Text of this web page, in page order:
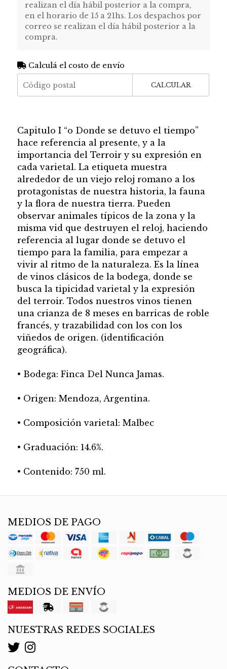
realizan el día hábil posterior a la compra,
en el horario de 15 a 21hs. Los despachos por
correo se realizan el día hábil posterior a la
compra.
Calculá el costo de envío
CALCULAR
Capitulo I “o Donde se detuvo el tiempo”
hace referencia al presente, y a la
importancia del Terroir y su expresión en
cada varietal. La etiqueta muestra
alrededor de un viejo reloj romano a los
protagonistas de nuestra historia, la fauna
y la flora de nuestra tierra. Pueden
observar animales típicos de la zona y la
misma vid que destruyen el reloj, haciendo
referencia al lugar donde se detuvo el
tiempo para la familia, para empezar a
vivir al ritmo de la naturaleza. Es la línea
de vinos clásicos de la bodega, donde se
busca la tipicidad varietal y la expresión
del terroir. Todos nuestros vinos tienen
una crianza de 8 meses en barricas de roble
francés, y trazabilidad con los con los
viñedos de origen. (identificación
geográfica).
• Bodega: Finca Del Nunca Jamas.
• Origen: Mendoza, Argentina.
• Composición varietal: Malbec
• Graduación: 14.6%.
• Contenido: 750 ml.
MEDIOS DE PAGO
MEDIOS DE ENVÍO
NUESTRAS REDES SOCIALES